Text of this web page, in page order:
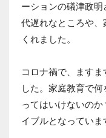
ーションの礒津政
代遅れなところや
くれました。
コロナ禍で、ます
した。家庭教育で
ってはいけないの
イブルとなっていま